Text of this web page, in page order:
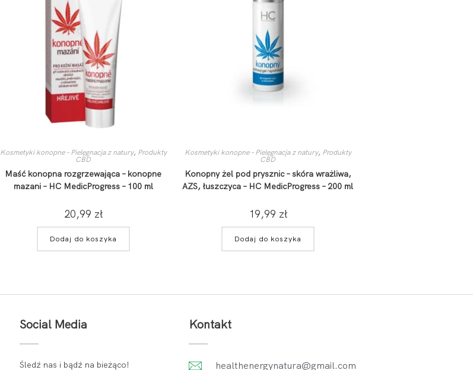
Kosmetyki konopne – Pielęgnacja z natury, Produkty
CBD
Maść konopna rozgrzewająca – konopne
mazani – HC MedicProgress – 100 ml
20,99 zł
Dodaj do koszyka
Kosmetyki konopne – Pielęgnacja z natury, Produkty
CBD
Konopny żel pod prysznic – skóra wrażliwa,
AZS, łuszczyca – HC MedicProgress – 200 ml
19,99 zł
Dodaj do koszyka
Social Media
Śledź nas i bądź na bieżąco!
Kontakt
healthenergynatura@gmail.com